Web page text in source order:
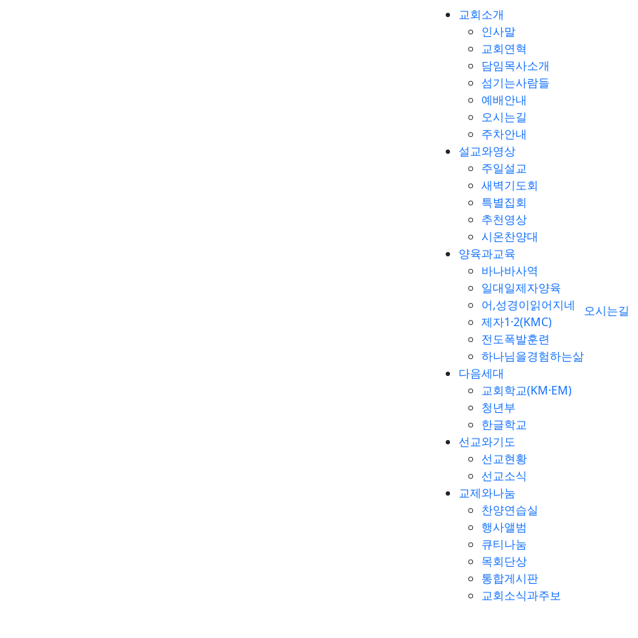
교회소개
인사말
교회연혁
담임목사소개
섬기는사람들
예배안내
오시는길
주차안내
설교와영상
주일설교
새벽기도회
특별집회
추천영상
시온찬양대
양육과교육
바나바사역
일대일제자양육
어,성경이읽어지네
제자1·2(KMC)
전도폭발훈련
하나님을경험하는삶
다음세대
교회학교(KM·EM)
청년부
한글학교
선교와기도
선교현황
선교소식
교제와나눔
찬양연습실
행사앨범
큐티나눔
목회단상
통합게시판
교회소식과주보
오시는길